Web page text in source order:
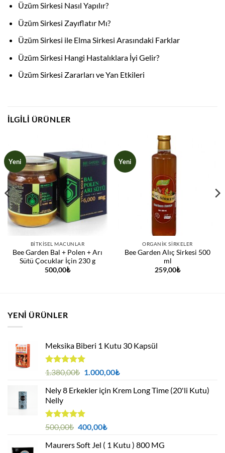
Üzüm Sirkesi Nasıl Yapılır?
Üzüm Sirkesi Zayıflatır Mı?
Üzüm Sirkesi ile Elma Sirkesi Arasındaki Farklar
Üzüm Sirkesi Hangi Hastalıklara İyi Gelir?
Üzüm Sirkesi Zararları ve Yan Etkileri
İLGILI ÜRÜNLER
Yeni
BITKISEL MACUNLAR
Bee Garden Bal + Polen + Arı
Sütü Çocuklar İçin 230 g
500,00₺
Yeni
ORGANIK SIRKELER
Bee Garden Alıç Sirkesi 500
ml
259,00₺
YENI ÜRÜNLER
Meksika Biberi 1 Kutu 30 Kapsül
5 üzerinden
oy
aldı
1.380,00₺ Orijinal
1.380,00₺.
1.000,00₺Şu
fiyat:
Nely 8 Erkekler için Krem Long Time (20'li Kutu)
Nelly
5 üzerinden
oy
aldı
500,00₺ Orijinal
500,00₺.
400,00₺Şu
fiyat:
Maurers Soft Jel ( 1 Kutu ) 800 MG